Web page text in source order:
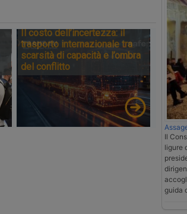
Il costo dell’incertezza: il
trasporto internazionale tra
scarsità di capacità e l’ombra
del conflitto
Il
ligure
guida